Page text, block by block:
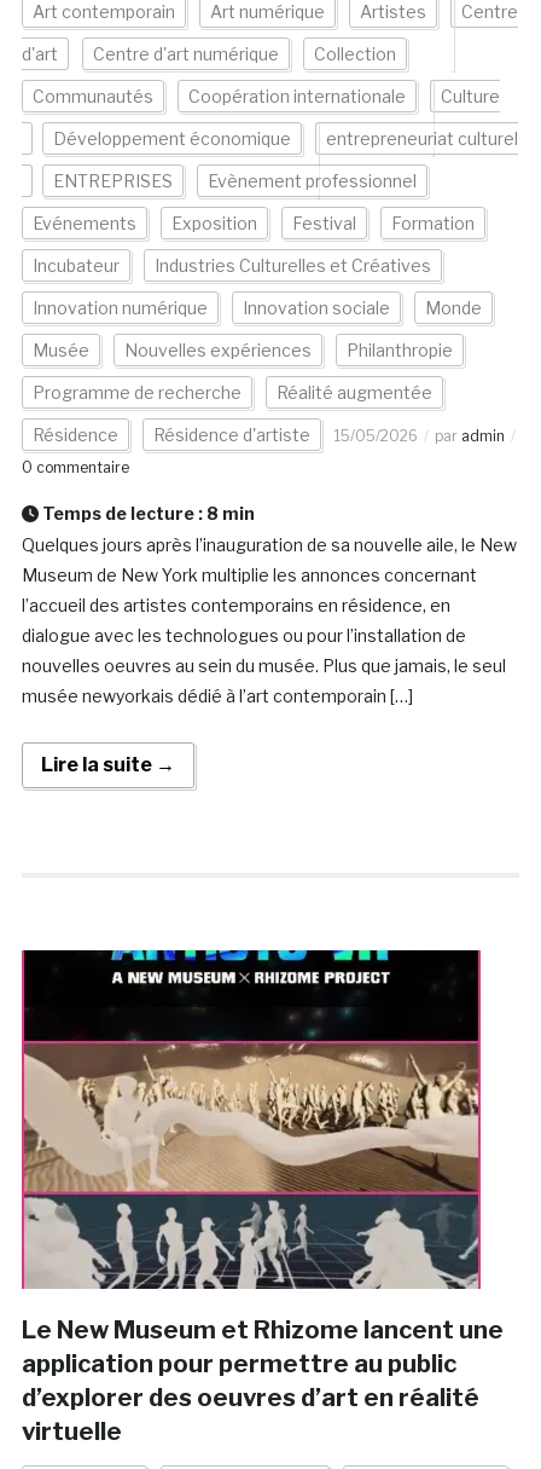
Art contemporain Art numérique Artistes Centre
d'art Centre d'art numérique Collection
Communautés Coopération internationale Culture
Développement économique entrepreneuriat culturel
ENTREPRISES Evènement professionnel
Evénements Exposition Festival Formation
Incubateur Industries Culturelles et Créatives
Innovation numérique Innovation sociale Monde
Musée Nouvelles expériences Philanthropie
Programme de recherche Réalité augmentée
Résidence Résidence d'artiste 15/05/2026 par admin
0 commentaire
Temps de lecture : 8 min
Quelques jours après l’inauguration de sa nouvelle aile, le New
Museum de New York multiplie les annonces concernant
l’accueil des artistes contemporains en résidence, en
dialogue avec les technologues ou pour l’installation de
nouvelles oeuvres au sein du musée. Plus que jamais, le seul
musée newyorkais dédié à l’art contemporain […]
Lire la suite →
Le New Museum et Rhizome lancent une
application pour permettre au public
d’explorer des oeuvres d’art en réalité
virtuelle